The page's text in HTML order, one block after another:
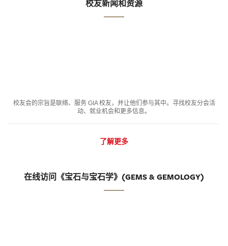
校友新闻和资源
校友会的宗旨是联络、服务 GIA 校友，并让他们参与其中。寻找校友分会活
动、就业机会和更多信息。
了解更多
在线访问《宝石与宝石学》(GEMS & GEMOLOGY)